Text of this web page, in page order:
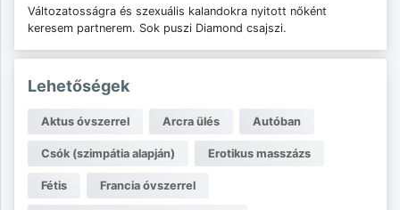
Változatosságra és szexuális kalandokra nyitott nőként
keresem partnerem. Sok puszi Diamond csajszi.
Lehetőségek
Aktus óvszerrel Arcra ülés Autóban
Csók (szimpátia alapján) Erotikus masszázs
Fétis Francia óvszerrel